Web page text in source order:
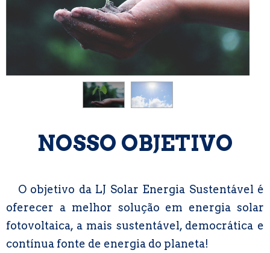
NOSSO OBJETIVO
O objetivo da LJ Solar Energia Sustentável é
oferecer a melhor solução em energia solar
fotovoltaica, a mais sustentável, democrática e
contínua fonte de energia do planeta!